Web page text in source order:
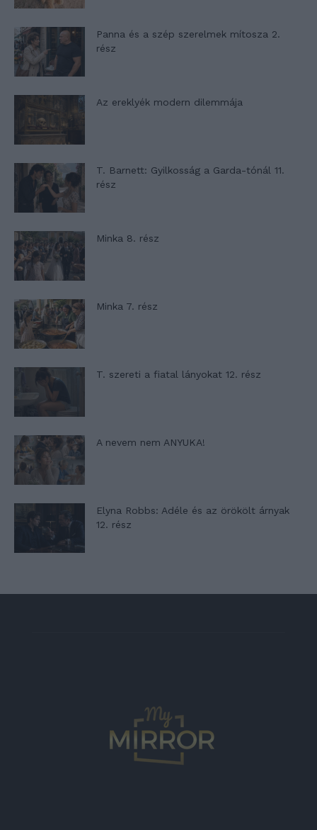
Panna és a szép szerelmek mítosza 2.
rész
Az ereklyék modern dilemmája
T. Barnett: Gyilkosság a Garda-tónál 11.
rész
Minka 8. rész
Minka 7. rész
T. szereti a fiatal lányokat 12. rész
A nevem nem ANYUKA!
Elyna Robbs: Adéle és az örökölt árnyak
12. rész